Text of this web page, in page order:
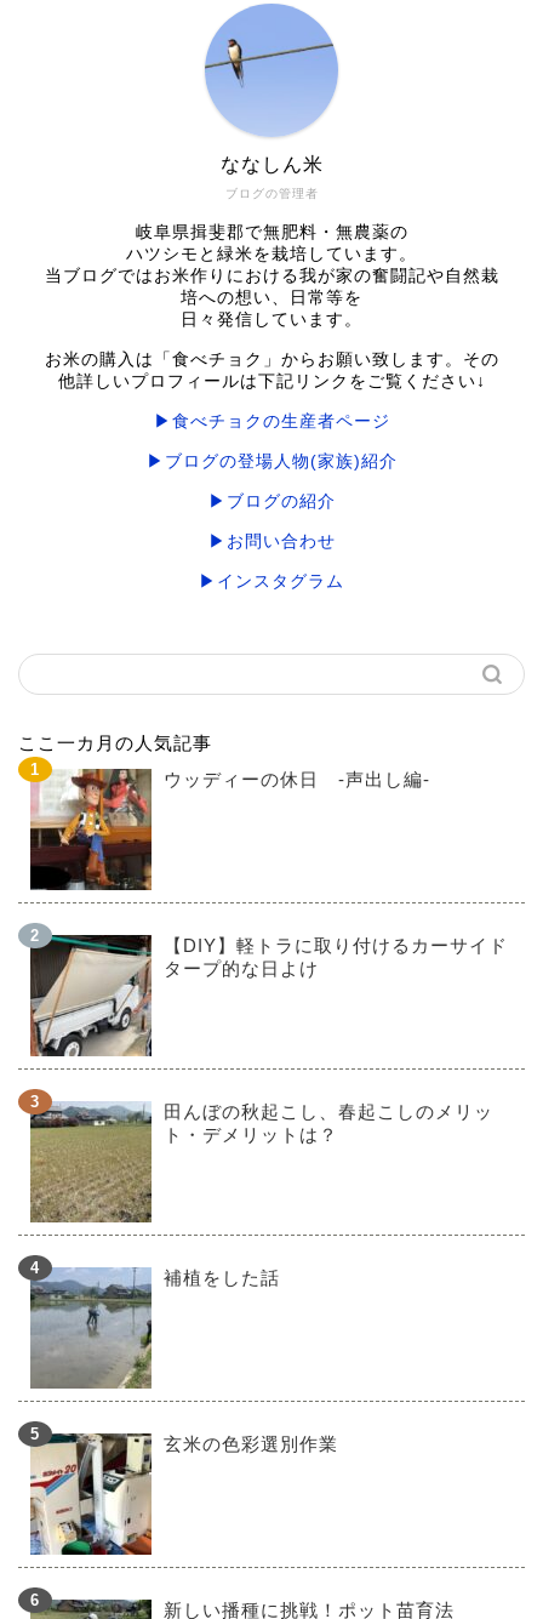
ブログの管理者
ななしん米
岐阜県揖斐郡で無肥料・無農薬の
ハツシモと緑米を栽培しています。
当ブログではお米作りにおける我が家の奮闘記や自然栽
培への想い、日常等を
日々発信しています。
お米の購入は「食べチョク」からお願い致します。その
他詳しいプロフィールは下記リンクをご覧ください↓
▶食べチョクの生産者ページ
▶ブログの登場人物(家族)紹介
▶ブログの紹介
▶お問い合わせ
▶インスタグラム
ここ一カ月の人気記事
ウッディーの休日 -声出し編-
【DIY】軽トラに取り付けるカーサイド
タープ的な日よけ
田んぼの秋起こし、春起こしのメリッ
ト・デメリットは？
補植をした話
玄米の色彩選別作業
新しい播種に挑戦！ポット苗育法